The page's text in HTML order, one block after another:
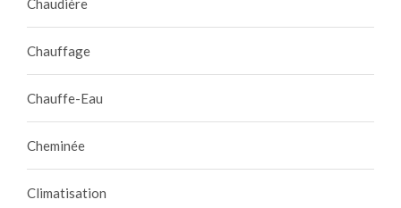
Chauffage
Chauffe-Eau
Cheminée
Climatisation